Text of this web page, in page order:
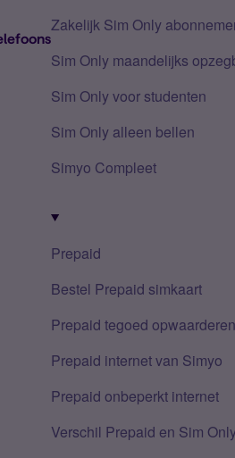
Zakelijk Sim Only
Sim Only maandelijks
Sim Only voor studenten
Sim Only alleen bellen
Simyo Compleet
Prepaid
Bestel Prepaid simkaart
Prepaid tegoed opwaarderen
Prepaid internet van Simyo
Prepaid onbeperkt internet
Verschil Prepaid en Sim